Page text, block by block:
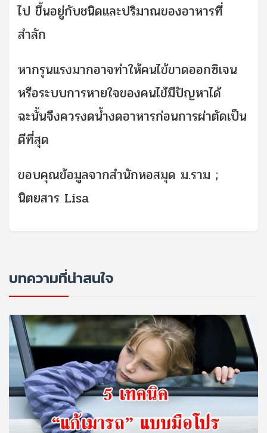
ไป ขึ้นอยู่กับชนิดและปริมาณของอาหารที่
สำลัก
หากรุนแรงมากอาจทำให้คนไข้ขาดออกซิเจน
หรือระบบการหายใจของคนไข้มีปัญหาได้
ฉะนั้นจึงควรงดน้ำงดอาหารก่อนการผ่าตัดเป็น
ดีที่สุด
ขอบคุณข้อมูลจากสำนักหอสมุด ม.ราม ;
นิตยสาร Lisa
บทความที่น่าสนใจ